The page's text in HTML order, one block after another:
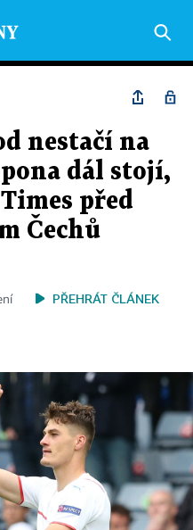
nestačí na
dál stojí,
před
Čechů
PŘEHRÁT ČLÁNEK